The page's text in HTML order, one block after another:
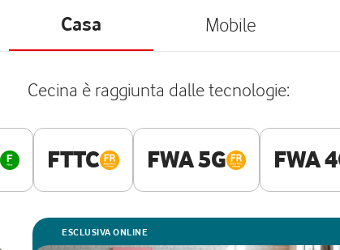
Casa Mobile
Cecina è raggiunta dalle tecnologie:
FTTC FWA 5G FWA
ESCLUSIVA ONLINE